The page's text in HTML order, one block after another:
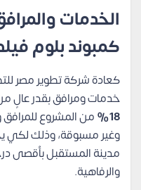
الخدمات
كمبوند بلوم
كعادة شركة تطوير مصر
خدمات ومرافق بقدر عالٍ
18%
من المشروع
وغير مسبوقة، وذلك لكي
مدينة المستقبل بأقصى
والرفاهية.